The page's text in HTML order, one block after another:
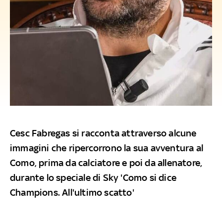
Cesc Fabregas si racconta attraverso alcune
immagini che ripercorrono la sua avventura al
Como, prima da calciatore e poi da allenatore,
durante lo speciale di Sky 'Como si dice
Champions. All'ultimo scatto'